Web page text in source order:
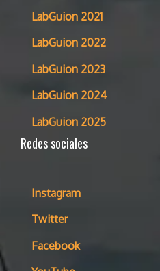
LabGuion 2021
LabGuion 2022
LabGuion 2023
LabGuion 2024
LabGuion 2025
Redes sociales
Instagram
Twitter
Facebook